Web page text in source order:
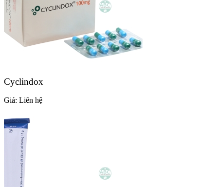
Cyclindox
Giá: Liên hệ